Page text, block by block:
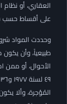
العقاري، أو نظام
على أقساط حسب
وحددت المواد
طبيعياً، وأن
الأحوال، أو ممن
المُؤجرة، وألا